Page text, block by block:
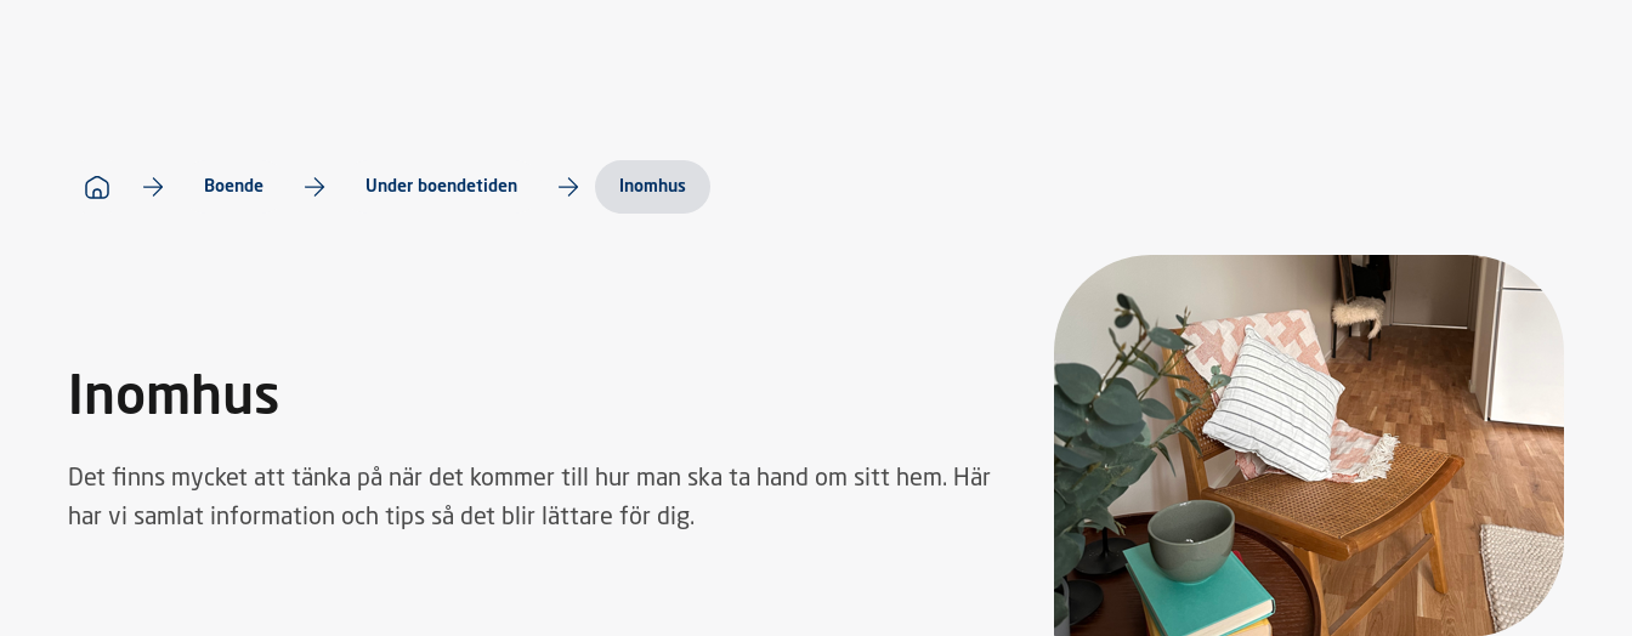
Boende Under boendetiden Inomhus
Inomhus
Det finns mycket att tänka på när det kommer till hur man ska ta hand om sitt hem. Här
har vi samlat information och tips så det blir lättare för dig.